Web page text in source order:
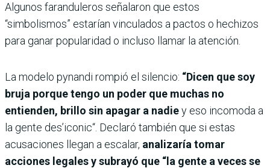
Algunos faranduleros señalaron que estos
“simbolismos” estarían vinculados a pactos o hechizos
para ganar popularidad o incluso llamar la atención.
La modelo pynandi rompió el silencio: “Dicen que soy
bruja porque tengo un poder que muchas no
entienden, brillo sin apagar a nadiey eso incomoda a
la gente des’iconic“. Declaró también que si estas
acusaciones llegan a escalar, analizaría tomar
acciones legales y subrayó que “la gente a veces se